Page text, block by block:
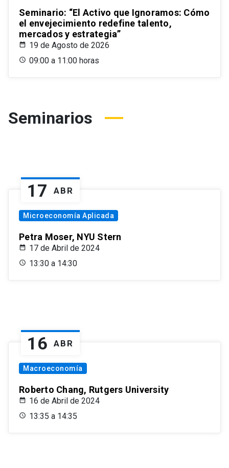
Seminario: “El Activo que Ignoramos: Cómo
el envejecimiento redefine talento,
mercados y estrategia”
19 de Agosto de 2026
09:00 a 11:00 horas
Seminarios
17 ABR
Microeconomía Aplicada
Petra Moser, NYU Stern
17 de Abril de 2024
13:30 a 14:30
16 ABR
Macroeconomía
Roberto Chang, Rutgers University
16 de Abril de 2024
13:35 a 14:35